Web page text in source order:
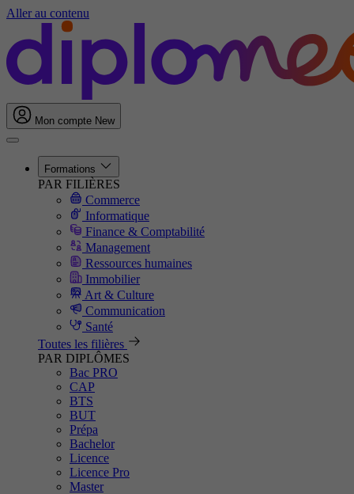
Aller au contenu
Mon compte New
Formations
PAR FILIÈRES
Commerce
Informatique
Finance & Comptabilité
Management
Ressources humaines
Immobilier
Art & Culture
Communication
Santé
Toutes les filières
PAR DIPLÔMES
Bac PRO
CAP
BTS
BUT
Prépa
Bachelor
Licence
Licence Pro
Master